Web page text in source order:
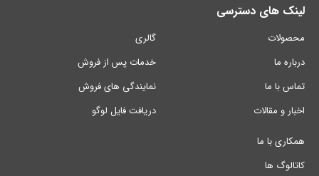
لینک های دسترسی
محصولات
درباره ما
تماس با ما
اخبار و مقالات
گالری
خدمات پس از فروش
نمایندگی های فروش
دریافت فایل لوگو
همکاری با ما
کاتالوگ ها